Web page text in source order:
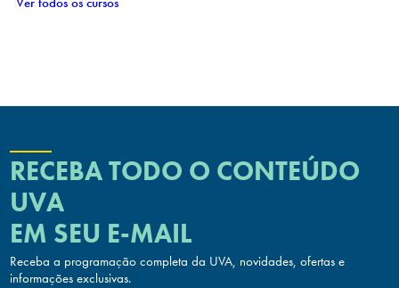
RECEBA TODO O CONTEÚDO
UVA
EM SEU E-MAIL
Receba a programação completa da UVA, novidades, ofertas e
informações exclusivas.